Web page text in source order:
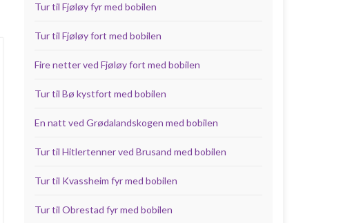
Tur til Fjøløy fyr med bobilen
Tur til Fjøløy fort med bobilen
Fire netter ved Fjøløy fort med bobilen
Tur til Bø kystfort med bobilen
En natt ved Grødalandskogen med bobilen
Tur til Hitlertenner ved Brusand med bobilen
Tur til Kvassheim fyr med bobilen
Tur til Obrestad fyr med bobilen